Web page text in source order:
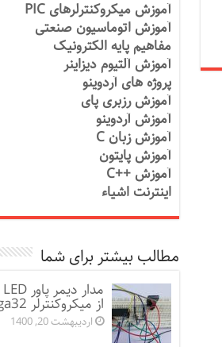
آموزش میکروکنترلرهای PIC
آموزش اتوماسیون صنعتی
مفاهیم پایه الکترونیک
آموزش آلتیوم دیزاینر
پروژه های آردوینو
آموزش رزبری پای
آموزش آردوینو
آموزش زبان C
آموزش پایتون
آموزش ++C
اینترنت اشیاء
مطالب بیشتر برای شما
از میکروکنترلر ATmega32
اردیبهشت 20, 1400